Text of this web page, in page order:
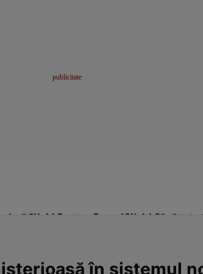
Click! Pentru FemeiClick! Sănătate
în sistemul